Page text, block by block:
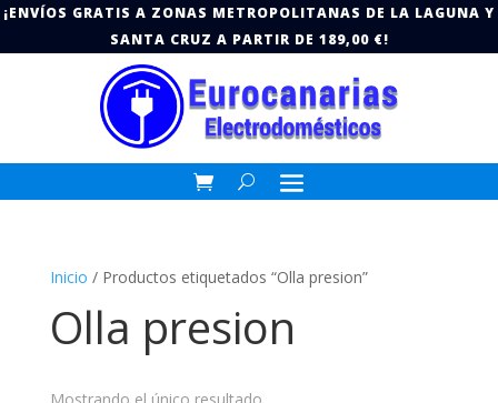
¡ENVÍOS GRATIS A ZONAS METROPOLITANAS DE LA LAGUNA Y
SANTA CRUZ A PARTIR DE 189,00 €!
Inicio / Productos etiquetados “Olla presion”
Olla presion